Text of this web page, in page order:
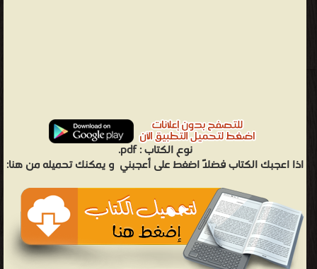
نوع الكتاب :pdf.
اذا اعجبك الكتاب فضلاً اضغط على أعجبني و يمكنك تحميله من هنا: